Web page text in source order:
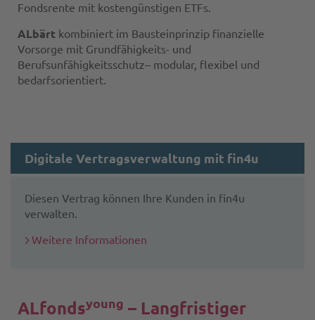
Fondsrente mit kostengünstigen ETFs.
ALbärt kombiniert im Bausteinprinzip finanzielle
Vorsorge mit Grundfähigkeits- und
Berufsunfähigkeitsschutz– modular, flexibel und
bedarfsorientiert.
Digitale Vertragsverwaltung mit fin4u
Diesen Vertrag können Ihre Kunden in fin4u
verwalten.
Weitere Informationen
ALfondsyoung – Langfristiger